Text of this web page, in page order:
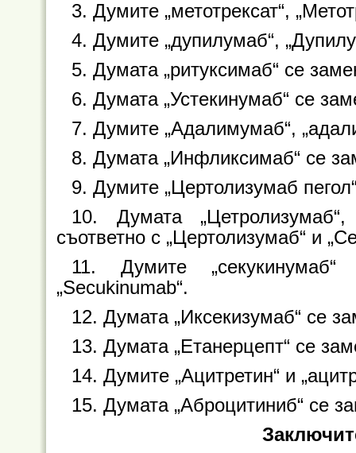
3. Думите „метотрексат“,
4. Думите „дупилумаб“,
5. Думата „ритуксимаб“ се
6. Думата „Устекинумаб“ се
7. Думите „Адалимумаб“,
8. Думата „Инфликсимаб“ се
9. Думите „Цертолизумаб
10. Думата
съответно с „Цертолизумаб“ и
11. Думите
„Secukinumab“.
12. Думата „Иксекизумаб“ се
13. Думата „Етанерцепт“ се
14. Думите „Ацитретин“ и
15. Думата „Аброцитиниб“ се